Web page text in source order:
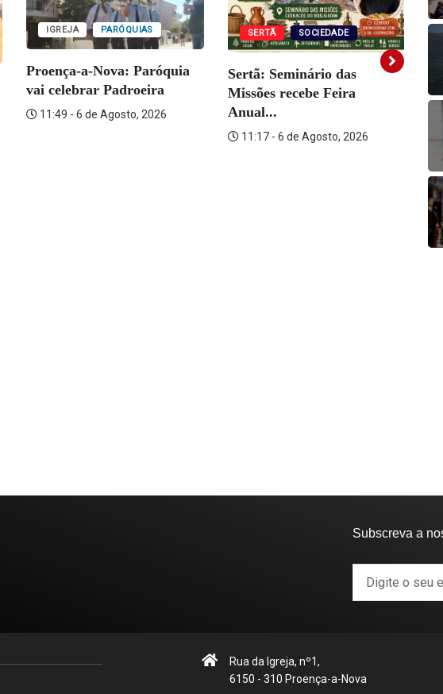
IGREJA PARÓQUIAS
Proença-a-Nova: Paróquia
vai celebrar Padroeira
11:49 - 6 de Agosto, 2026
SERTÃ SOCIEDADE
Sertã: Seminário das
Missões recebe Feira
Anual...
11:17 - 6 de Agosto, 2026
Subscreva a
Rua da Igreja, nº1,
6150 - 310 Proença-a-Nova